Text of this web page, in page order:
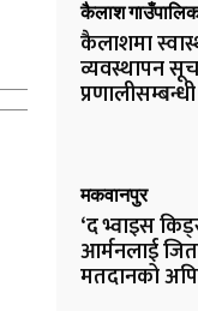
कैलाश
कैलाशमा
व्यवस्थापन
मकवानपुर
‘द भ्वाइस
आर्मनलाई
मतदानको